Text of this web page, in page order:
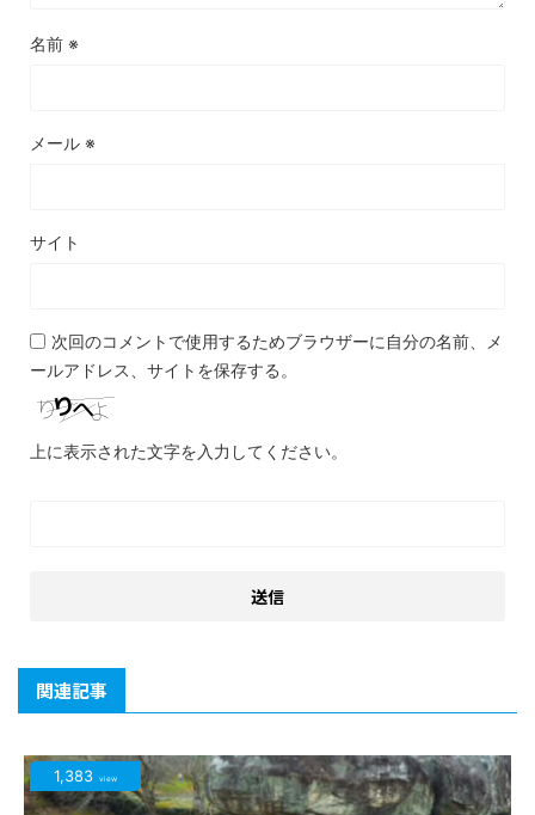
名前 ※
メール ※
サイト
次回のコメントで使用するためブラウザーに自分の名前、メ
ールアドレス、サイトを保存する。
上に表示された文字を入力してください。
関連記事
1,383 view